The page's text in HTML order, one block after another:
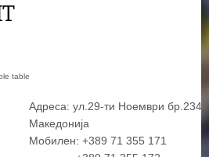
Адреса: ул.29-ти Ноември бр.234,
Македонија
Мобилен: +389 71 355 171